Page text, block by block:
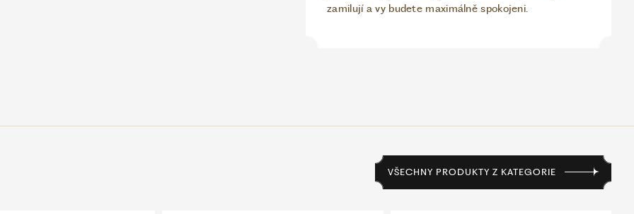
zamilují a vy budete maximálně spokojeni.
VŠECHNY PRODUKTY Z KATEGORIE